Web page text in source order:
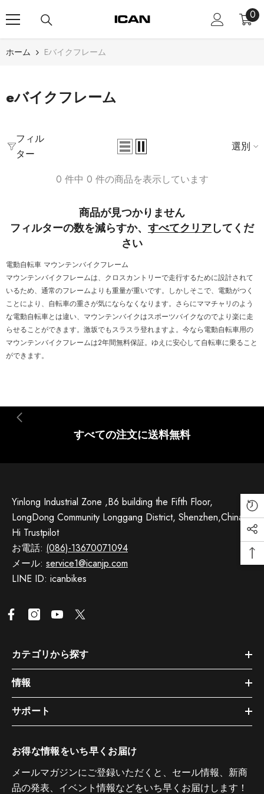
00
ア
イ
ホーム Eバイクフレーム
eバイクフレーム
フィル
ター
選別
0 件中 0 件の商品を表示しています
商品が見つかりません
フィルターの数を減らすか、 すべてクリアしてくだ
さい
電動自転車 マウンテンバイクフレーム
マウンテンバイクフレームは、クロスカントリーで走行するために設計されて
いるため、通常のフレームよりも重量が重いです。しかしそこで、電動がつく
ことにより、自転車の重さが気にならなくなります。さらにママチャリのよう
な電動自転車とは違い、マウンテンバイクはスポーツバイクなのでより楽に走
らせることができます。激坂でもスラスラ登れますよ。今なら電動自転車用の
マウンテンバイクフレームは2年間無料保証。ゆえに安心して自転車に乗ること
ができます。
すべての注文に送料無料
Yinlong Industrial Zone ,B6 building the Fifth Floor,
LongDong Community Longgang District, Shenzhen,China.
Hi Trustpilot
お電話: (086)-13670071094
メール: service1@icanjp.com
LINE ID: icanbikes
カテゴリから探す
情報
サポート
お得な情報をいち早くお届け
メールマガジンにご登録いただくと、セール情報、新商
品の発表、イベント情報などをいち早くお届けします！